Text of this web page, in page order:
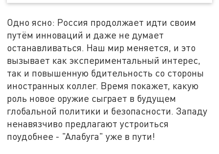
Одно ясно: Россия продолжает идти своим
путём инноваций и даже не думает
останавливаться. Наш мир меняется, и это
вызывает как экспериментальный интерес,
так и повышенную бдительность со стороны
иностранных коллег. Время покажет, какую
роль новое оружие сыграет в будущем
глобальной политики и безопасности. Западу
ненавязчиво предлагают устроиться
поудобнее - "Алабуга" уже в пути!